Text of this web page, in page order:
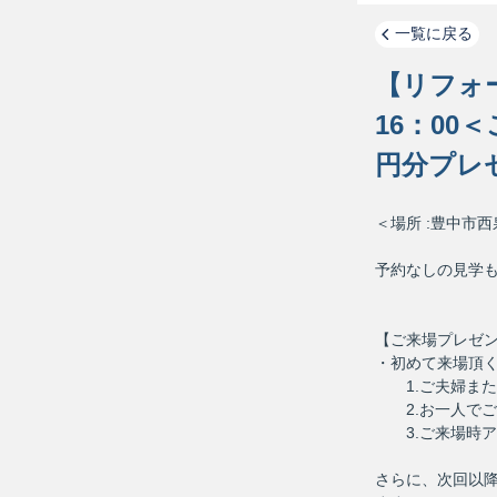
一覧に戻る
【リフ
16：00
円分プレ
＜場所 :豊中市
予約なしの見学
【ご来場プレゼ
・初めて来場頂
1.ご夫婦また
2.お一人でご
3.ご来場時ア
さらに、次回以